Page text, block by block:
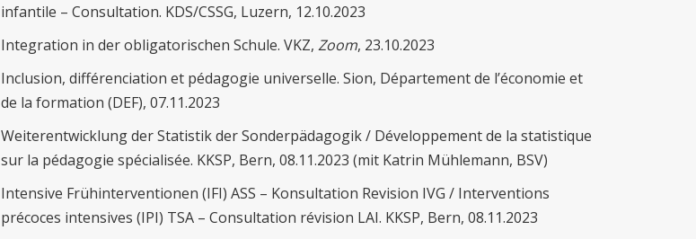
infantile – Consultation. KDS/CSSG, Luzern, 12.10.2023
Integration in der obligatorischen Schule. VKZ, Zoom, 23.10.2023
Inclusion, différenciation et pédagogie universelle. Sion, Département de l’économie et
de la formation (DEF), 07.11.2023
Weiterentwicklung der Statistik der Sonderpädagogik / Développement de la statistique
sur la pédagogie spécialisée. KKSP, Bern, 08.11.2023 (mit Katrin Mühlemann, BSV)
Intensive Frühinterventionen (IFI) ASS – Konsultation Revision IVG / Interventions
précoces intensives (IPI) TSA – Consultation révision LAI. KKSP, Bern, 08.11.2023